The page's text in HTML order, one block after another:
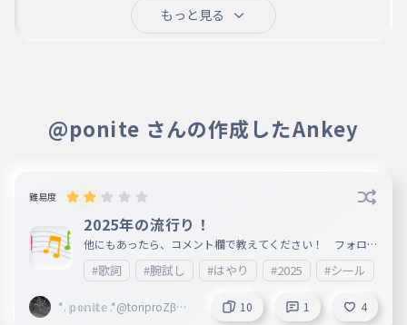
@Homing_ ＠ボカロ
ｹｯｺｳｼﾞｼﾝｱｯﾀﾉﾆ､ﾆｲﾀﾞｯﾀｧｧｧｧｧ
もっと見る
@ponite さんの作成したAnkey
難易度
2025年の流行り！
他にもあったら、コメント欄で教えてください！ フォロバ
します！ フォロー遅れたらすみません！ 初投稿です！
#歌詞 #腕試し #はやり #2025 #シール
*. 𝕡𝕠𝕟𝕚𝕥𝕖 .*@toriproZβ@Li
10 1 4